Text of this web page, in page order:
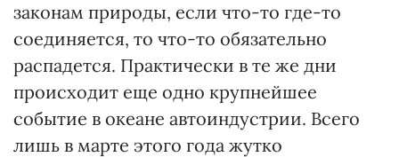
законам природы, если что-то где-то
соединяется, то что-то обязательно
распадется. Практически в те же дни
происходит еще одно крупнейшее
событие в океане автоиндустрии. Всего
лишь в марте этого года жутко